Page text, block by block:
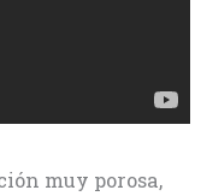
muy porosa,